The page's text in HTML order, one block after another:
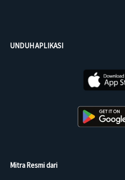
UNDUH APLIKASI
Mitra Resmi dari